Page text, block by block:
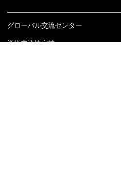
グローバル交流センター
学術交流協定校